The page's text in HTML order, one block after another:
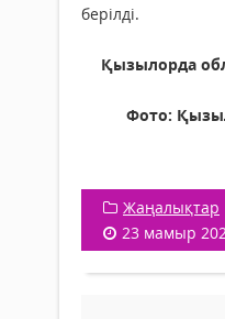
берілді.
Қызылорда
Фото:
Жаңалықтар
23 мамыр